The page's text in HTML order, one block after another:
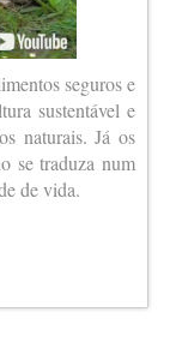
seguros e
sustentável e
naturais. Já os
se traduza num
de vida.